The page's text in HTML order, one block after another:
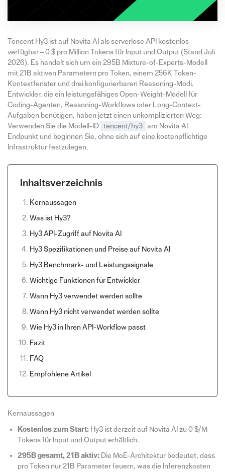
Tencent Hy3 ist auf Novita AI als serverlose API kostenlos
verfügbar – 0 $ pro Million Tokens für Input und Output (Stand Juli
2026). Es handelt sich um ein 295B Mixture-of-Experts-Modell
mit 21B aktiven Parametern pro Token, einem 256K Token-
Kontextfenster und drei konfigurierbaren Reasoning-Modi.
Entwickler, die ein leistungsfähiges Open-Weight-Modell für
Coding-Agenten, Reasoning-Workflows oder Long-Context-
Aufgaben benötigen, haben jetzt einen unkomplizierten Weg:
Verwenden Sie die Modell-ID tencent/hy3
am Novita AI
Endpunkt und beginnen Sie, ohne sich auf eine kostenpflichtige
Infrastruktur festzulegen.
Inhaltsverzeichnis
Kernaussagen
Was ist Hy3?
Hy3 API-Zugriff auf Novita AI
Hy3 Spezifikationen und Preise auf Novita AI
Hy3 Benchmark- und Leistungssignale
Wichtige Funktionen für Entwickler
Wann Hy3 verwendet werden sollte
Wann Hy3 nicht verwendet werden sollte
Wie Hy3 in Ihren API-Workflow passt
Fazit
FAQ
Empfohlene Artikel
Kernaussagen
Kostenlos zum Start: Hy3 ist derzeit auf Novita AI zu 0 $/M
Tokens für Input und Output erhältlich.
295B gesamt, 21B aktiv: Die MoE-Architektur bedeutet, dass
pro Token nur 21B Parameter feuern, was die Inferenzkosten